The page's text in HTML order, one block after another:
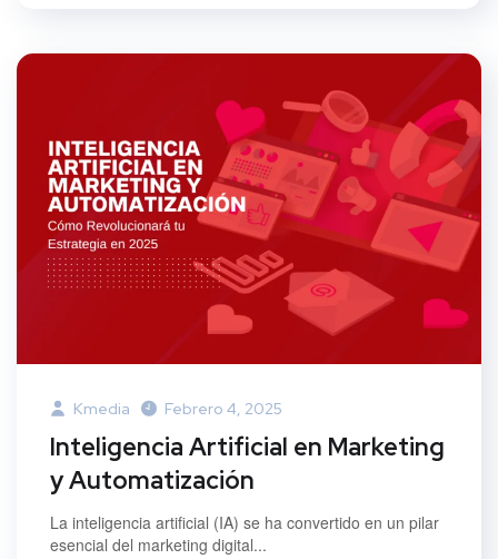
Kmedia Febrero 4, 2025
Inteligencia Artificial en Marketing
y Automatización
La inteligencia artificial (IA) se ha convertido en un pilar
esencial del marketing digital...